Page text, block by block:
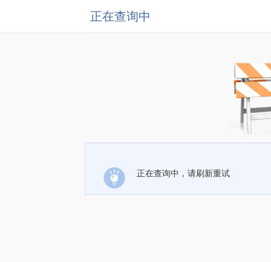
正在查询中
正在查询中，请刷新重试